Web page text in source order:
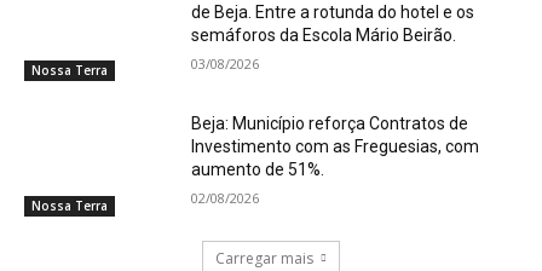
Nossa Terra
de Beja. Entre a rotunda do hotel e os
semáforos da Escola Mário Beirão.
03/08/2026
Nossa Terra
Beja: Município reforça Contratos de
Investimento com as Freguesias, com
aumento de 51%.
02/08/2026
Carregar mais